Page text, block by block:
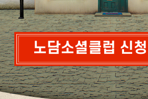
노담소셜클럽 신청